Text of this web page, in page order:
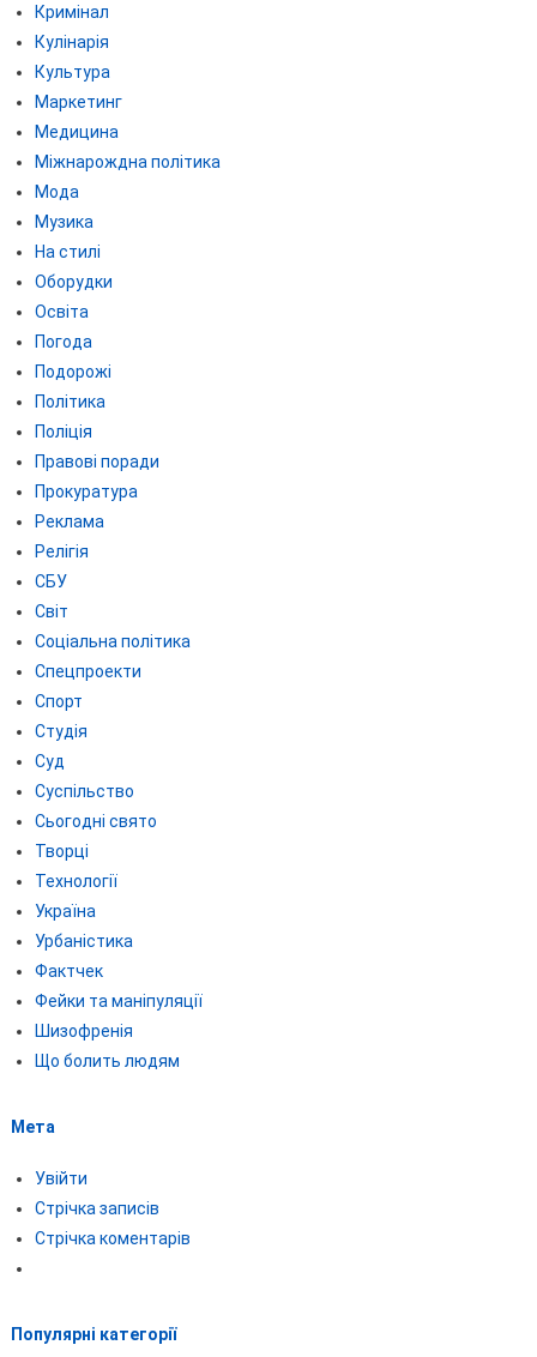
Кримінал
Кулінарія
Культура
Маркетинг
Медицина
Міжнарождна політика
Мода
Музика
На стилі
Оборудки
Освіта
Погода
Подорожі
Політика
Поліція
Правові поради
Прокуратура
Реклама
Релігія
СБУ
Світ
Соціальна політика
Спецпроекти
Спорт
Студія
Суд
Суспільство
Сьогодні свято
Творці
Технології
Україна
Урбаністика
Фактчек
Фейки та маніпуляції
Шизофренія
Що болить людям
Мета
Увійти
Стрічка записів
Стрічка коментарів
Популярні категорії